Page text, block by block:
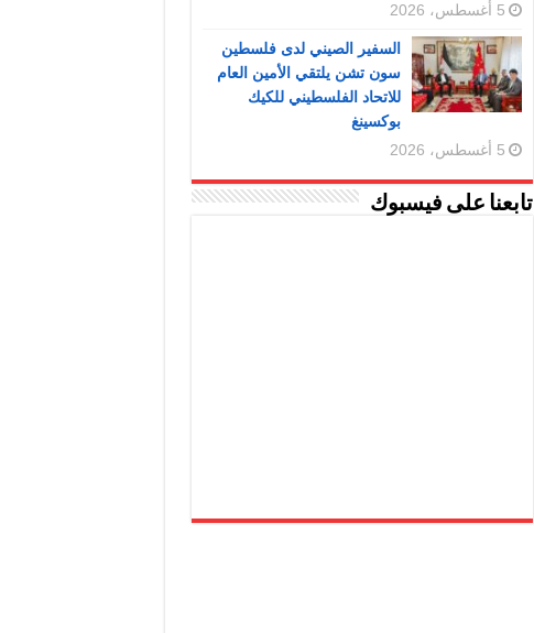
5 أغسطس، 2026
السفير الصيني لدى فلسطين
سون تشن يلتقي الأمين العام
للاتحاد الفلسطيني للكيك
بوكسينغ
5 أغسطس، 2026
تابعنا على فيسبوك